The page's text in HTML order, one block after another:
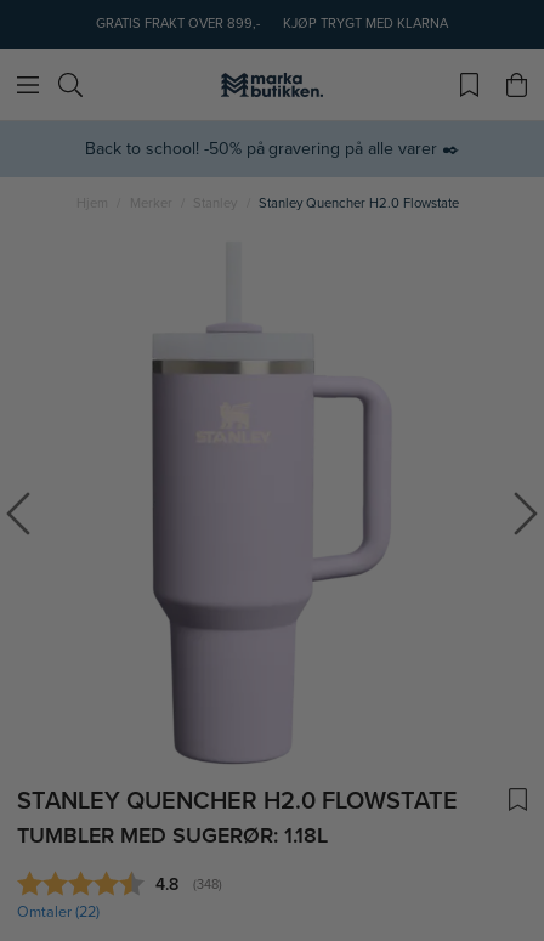
GRATIS FRAKT OVER 899,- KJØP TRYGT MED KLARNA
Back to school! -50% på gravering på alle varer ✒️
Hjem Merker Stanley Quencher H2.0 Flowstate
STANLEY QUENCHER H2.0 FLOWSTATE
TUMBLER MED SUGERØR: 1.18L
Gjennomsnittskarakter:
4.8 (stemmer:
348)
Omtaler (22)